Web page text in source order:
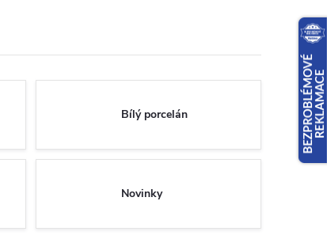
Bílý porcelán
Novinky